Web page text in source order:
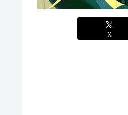
X